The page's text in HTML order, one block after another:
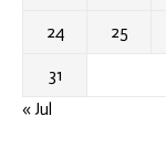
24 25
31
« Jul